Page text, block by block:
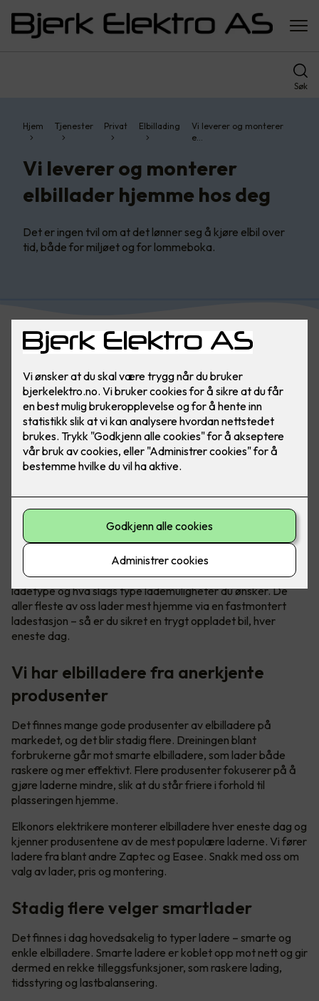
Søk
Hjem Tjenester Privat Elbillading
Vi leverer og monterer
e…
Vi leverer og monterer
elbillader hjemme hos deg
Det er ingen tvil om at det lønner seg å kjøre elbil over
tid, både for miljøet og for lommeboka.
Bilde: Easee
Når du kjøper elbil har du et par ting å tenke på, blant annet
ladetype og hva slags type lademuligheter du ønsker. De
aller fleste av oss lader mest hjemme via en fastmontert
ladestasjon – så er du sikret en trygt oppladet bil, hver
eneste dag.
Vi har elbilladere fra anerkjente
produsenter
Det finnes mange gode produsenter av elbilladere på
markedet, og det blir stadig flere. Dreiningen blant
forbrukerne går mot smarte elbilladere, som lader både
raskere og mer effektivt. Flere produsenter fokuserer på å
gjøre laderne mindre, slik at du står friere i forhold til
plasseringen hjemme.
Elkonors elektrikere monterer elbilladere hver eneste dag og
kjenner produsentene av de mest populære laderne. Vi fører
ladere fra blant andre Zaptec og Easee. Snakk med oss om
valg av lader, pris og montering.
Stadig flere velger smartlader
Det finnes i dag hovedsakelig to typer ladere – smarte og
enkle elbilladere. Smarte ladere er koblet opp mot nett og gir
dermed en rekke tilleggsfunksjoner, som raskere lading,
tidsstyring og lastbalansering.